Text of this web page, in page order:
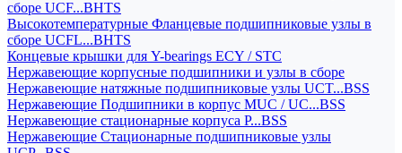
сборе UCF...BHTS
Высокотемпературные Фланцевые подшипниковые узлы в
сборе UCFL...BHTS
Концевые крышки для Y-bearings ECY / STC
Нержавеющие корпусные подшипники и узлы в сборе
Нержавеющие натяжные подшипниковые узлы UCT...BSS
Нержавеющие Подшипники в корпус MUC / UC...BSS
Нержавеющие стационарные корпуса P...BSS
Нержавеющие Стационарные подшипниковые узлы